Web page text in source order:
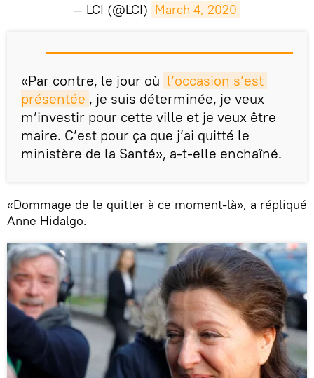
— LCI (@LCI) March 4, 2020
«Par contre, le jour où l’occasion s’est
présentée , je suis déterminée, je veux
m’investir pour cette ville et je veux être
maire. C’est pour ça que j’ai quitté le
ministère de la Santé», a-t-elle enchaîné.
«Dommage de le quitter à ce moment-là», a répliqué
Anne Hidalgo.